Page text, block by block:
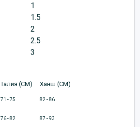
1
1.5
2
2.5
3
Талия (CM) Ханш (CM)
71 - 75 82 - 86
76 - 82 87 - 93